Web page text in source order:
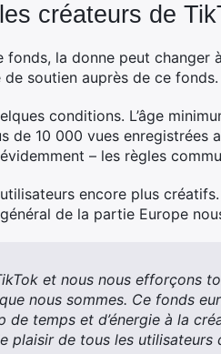
créateurs de
la donne peut
soutien auprès de ce fonds.
conditions. L’âge
de 10 000 vues enregistrées
– les règles
encore plus
de la partie Europe
et nous nous efforçons
nous sommes. Ce fonds
de temps et d’énergie à la
plaisir de tous les utilisateurs